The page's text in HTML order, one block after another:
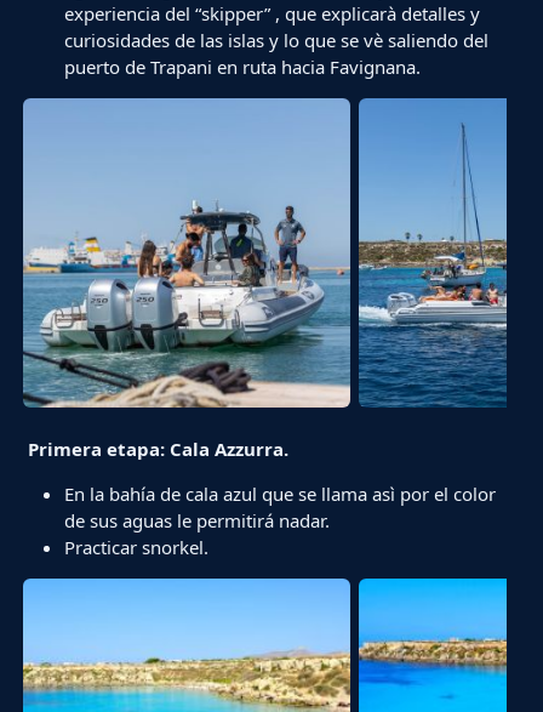
experiencia del “skipper” , que explicarà detalles y
curiosidades de las islas y lo que se vè saliendo del
puerto de Trapani en ruta hacia Favignana.
Primera etapa: Cala Azzurra.
En la bahía de cala azul que se llama asì por el color
de sus aguas le permitirá nadar.
Practicar snorkel.